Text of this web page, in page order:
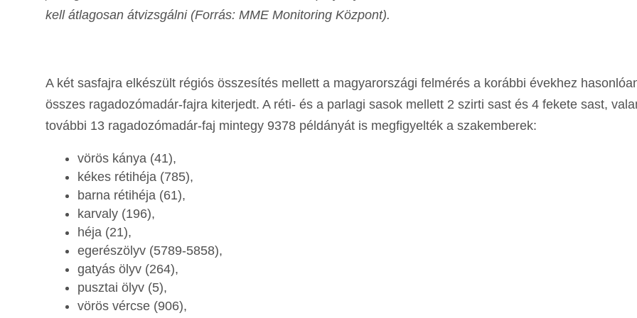
kell átlagosan átvizsgálni (Forrás: MME Monitoring Központ).
A két sasfajra elkészült régiós összesítés mellett a magyarországi felmérés a korábbi évekhez
összes ragadozómadár-fajra kiterjedt. A réti- és a parlagi sasok mellett 2 szirti sast és 4 fekete sast,
további 13 ragadozómadár-faj mintegy 9378 példányát is megfigyelték a szakemberek:
vörös kánya (41),
kékes rétihéja (785),
barna rétihéja (61),
karvaly (196),
héja (21),
egerészölyv (5789-5858),
gatyás ölyv (264),
pusztai ölyv (5),
vörös vércse (906),